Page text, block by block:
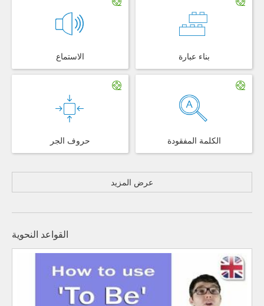
الاستماع بناء عبارة
حروف الجر الكلمة المفقودة
عرض المزيد
القواعد النحوية